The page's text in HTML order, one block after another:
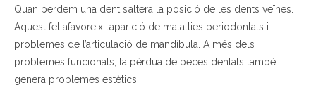
Quan perdem una dent s’altera la posició de les dents veïnes.
Aquest fet afavoreix l’aparició de malalties periodontals i
problemes de l’articulació de mandíbula. A més dels
problemes funcionals, la pèrdua de peces dentals també
genera problemes estètics.